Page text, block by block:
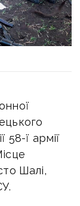
58-ї армії
Шалі,